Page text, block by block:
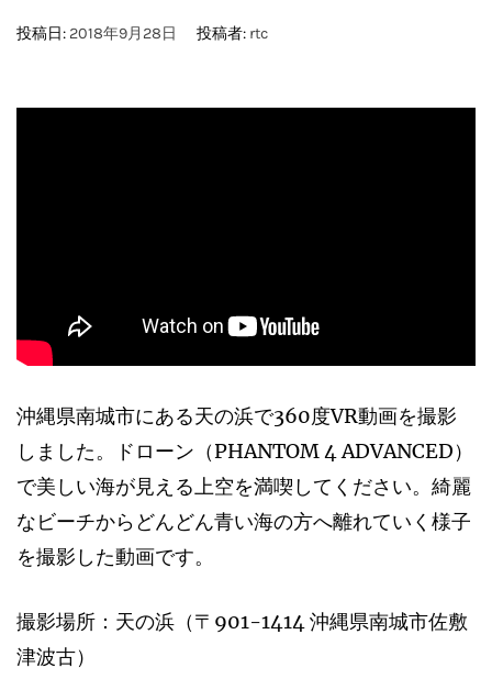
投稿日: 2018年9月28日 投稿者: rtc
沖縄県南城市にある天の浜で360度VR動画を撮影
しました。ドローン（PHANTOM 4 ADVANCED）
で美しい海が見える上空を満喫してください。綺麗
なビーチからどんどん青い海の方へ離れていく様子
を撮影した動画です。
撮影場所：天の浜（〒901-1414 沖縄県南城市佐敷
津波古）